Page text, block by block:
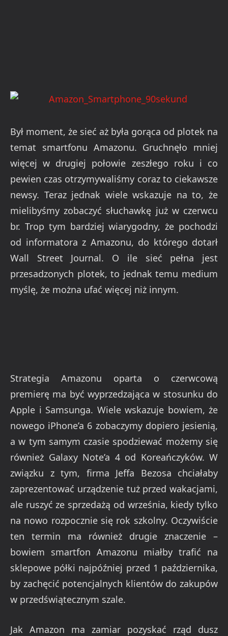
Był moment, że sieć aż była gorąca od plotek na
temat smartfonu Amazonu. Gruchnęło mniej
więcej w drugiej połowie zeszłego roku i co
pewien czas otrzymywaliśmy coraz to ciekawsze
newsy. Teraz jednak wiele wskazuje na to, że
mielibyśmy zobaczyć słuchawkę już w czerwcu
br. Trop tym bardziej wiarygodny, że pochodzi
od informatora z Amazonu, do którego dotarł
Wall Street Journal. O ile sieć pełna jest
przesadzonych plotek, to jednak temu medium
myślę, że można ufać więcej niż innym.
Strategia Amazonu oparta o czerwcową
premierę ma być wyprzedzająca w stosunku do
Apple i Samsunga. Wiele wskazuje bowiem, że
nowego iPhone’a 6 zobaczymy dopiero jesienią,
a w tym samym czasie spodziewać możemy się
również Galaxy Note’a 4 od Koreańczyków. W
związku z tym, firma Jeffa Bezosa chciałaby
zaprezentować urządzenie tuż przed wakacjami,
ale ruszyć ze sprzedażą od września, kiedy tylko
na nowo rozpocznie się rok szkolny. Oczywiście
ten termin ma również drugie znaczenie –
bowiem smartfon Amazonu miałby trafić na
sklepowe półki najpóźniej przed 1 października,
by zachęcić potencjalnych klientów do zakupów
w przedświątecznym szale.
Jak Amazon ma zamiar pozyskać rząd dusz